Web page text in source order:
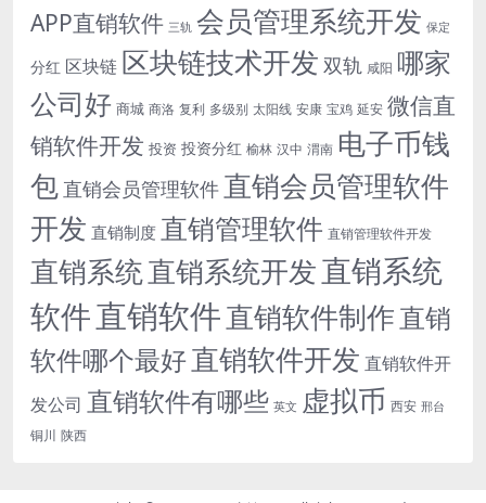
APP直销软件 三轨 会员管理系统开发 保定
分红 区块链 区块链技术开发 双轨 咸阳 哪家
公司好 商城 商洛 复利 多级别 太阳线 安康 宝鸡 延安 微信直
销软件开发 投资 投资分红 榆林 汉中 渭南 电子币钱
包 直销会员管理软件 直销会员管理软件
开发 直销制度 直销管理软件 直销管理软件开发
直销系统直销系统开发直销系统
软件直销软件直销软件制作直销
软件哪个最好直销软件开发 直销软件开
发公司 直销软件有哪些 英文 虚拟币 西安 邢台
铜川 陕西